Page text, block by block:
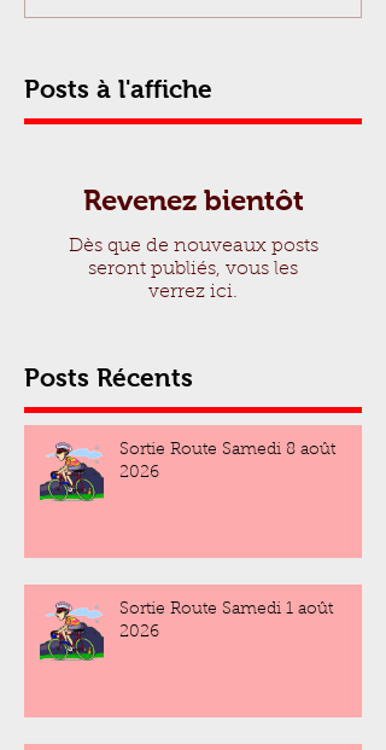
Posts à l'affiche
Revenez bientôt
Dès que de nouveaux posts
seront publiés, vous les
verrez ici.
Posts Récents
Sortie Route Samedi 8 août
2026
Sortie Route Samedi 1 août
2026